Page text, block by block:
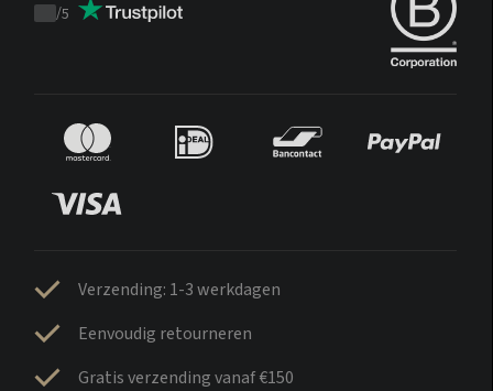
Trustpilot
/5
Verzending: 1-3 werkdagen
Eenvoudig retourneren
Gratis verzending vanaf €150